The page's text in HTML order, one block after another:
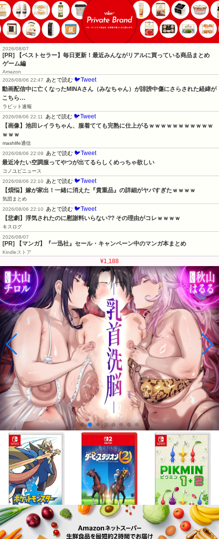
2026/08/07
[PR] 【ベストセラー】毎日更新！最近みんながリアルに買っている商品まとめ
ゲーム編
Amazon
2026/08/06 22:47
あとで読む 🐦Tweet
動画配信中に亡くなったMINAさん（みなちゃん）が誹謗中傷にさらされた経緯が
こちら…
ラビット速報
2026/08/06 22:11
あとで読む 🐦Tweet
【画像】池田レイラちゃん、服着てても完熟に仕上がるｗｗｗｗｗｗｗｗｗｗｗ
ｗｗｗ
mashlife通信
2026/08/06 22:09
あとで読む 🐦Tweet
最近冷たい空調服ってやつが出てるらしくめっちゃ欲しい
コノユビニュース
2026/08/06 22:10
あとで読む 🐦Tweet
【煩悩】嫁が家出！一緒に消えた『貴重品』の詳細がヤバすぎたｗｗｗｗ
気団まとめ
2026/08/06 22:10
あとで読む 🐦Tweet
【悲劇】浮気されたのに慰謝料いらない?? その理由がコレｗｗｗｗ
キスログ
2026/08/07
[PR] 【マンガ】『一迅社』セール・キャンペーン中のマンガ本まとめ
Kindleストア
¥1,188
¥5,200 ¥8,990 ¥3,964